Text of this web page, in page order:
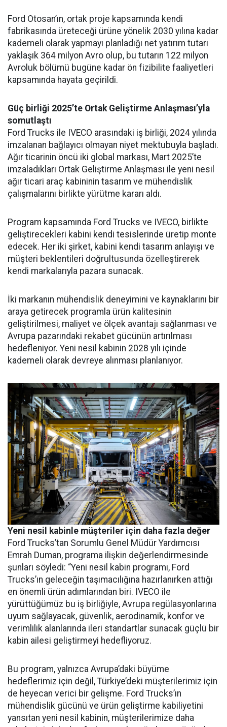
Ford Otosan’ın, ortak proje kapsamında kendi
fabrikasında üreteceği ürüne yönelik 2030 yılına kadar
kademeli olarak yapmayı planladığı net yatırım tutarı
yaklaşık 364 milyon Avro olup, bu tutarın 122 milyon
Avroluk bölümü bugüne kadar ön fizibilite faaliyetleri
kapsamında hayata geçirildi.
Güç birliği 2025’te Ortak Geliştirme Anlaşması’yla
somutlaştı
Ford Trucks ile IVECO arasındaki iş birliği, 2024 yılında
imzalanan bağlayıcı olmayan niyet mektubuyla başladı.
Ağır ticarinin öncü iki global markası, Mart 2025’te
imzaladıkları Ortak Geliştirme Anlaşması ile yeni nesil
ağır ticari araç kabininin tasarım ve mühendislik
çalışmalarını birlikte yürütme kararı aldı.
Program kapsamında Ford Trucks ve IVECO, birlikte
geliştirecekleri kabini kendi tesislerinde üretip monte
edecek. Her iki şirket, kabini kendi tasarım anlayışı ve
müşteri beklentileri doğrultusunda özelleştirerek
kendi markalarıyla pazara sunacak.
İki markanın mühendislik deneyimini ve kaynaklarını bir
araya getirecek programla ürün kalitesinin
geliştirilmesi, maliyet ve ölçek avantajı sağlanması ve
Avrupa pazarındaki rekabet gücünün artırılması
hedefleniyor. Yeni nesil kabinin 2028 yılı içinde
kademeli olarak devreye alınması planlanıyor.
Yeni nesil kabinle müşteriler için daha fazla değer
Ford Trucks’tan Sorumlu Genel Müdür Yardımcısı
Emrah Duman, programa ilişkin değerlendirmesinde
şunları söyledi: “Yeni nesil kabin programı, Ford
Trucks’ın geleceğin taşımacılığına hazırlanırken attığı
en önemli ürün adımlarından biri. IVECO ile
yürüttüğümüz bu iş birliğiyle, Avrupa regülasyonlarına
uyum sağlayacak, güvenlik, aerodinamik, konfor ve
verimlilik alanlarında ileri standartlar sunacak güçlü bir
kabin ailesi geliştirmeyi hedefliyoruz.
Bu program, yalnızca Avrupa’daki büyüme
hedeflerimiz için değil, Türkiye’deki müşterilerimiz için
de heyecan verici bir gelişme. Ford Trucks’ın
mühendislik gücünü ve ürün geliştirme kabiliyetini
yansıtan yeni nesil kabinin, müşterilerimize daha